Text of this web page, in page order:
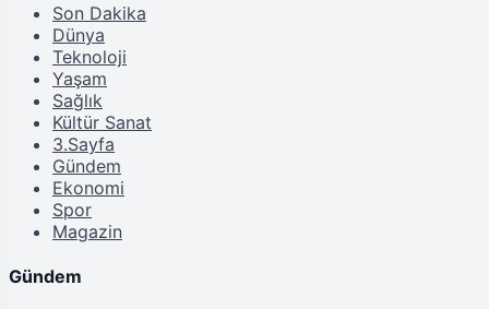
Son Dakika
Dünya
Teknoloji
Yaşam
Sağlık
Kültür Sanat
3.Sayfa
Gündem
Ekonomi
Spor
Magazin
Gündem